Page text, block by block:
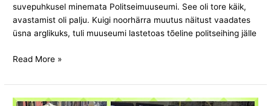
suvepuhkusel minemata Politseimuuseumi. See oli tore käik,
avastamist oli palju. Kuigi noorhärra muutus näitust vaadates
üsna arglikuks, tuli muuseumi lastetoas tõeline politseihing jälle
Read More »
Teemapäev: